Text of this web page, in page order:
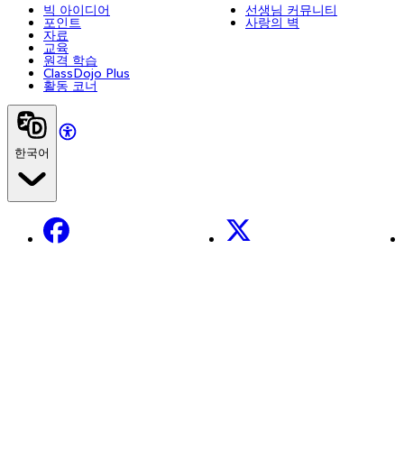
빅 아이디어
포인트
자료
교육
원격 학습
ClassDojo Plus
활동 코너
선생님 커뮤니티
사랑의 벽
한국어
Facebook X